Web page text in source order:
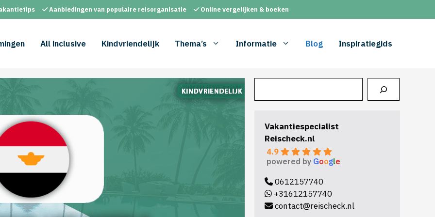
Aanbiedingen van populaire reisorganisatie Online vergelijken & boeken
All inclusive Kindvriendelijk Thema’s Informatie Blog Inspiratiegids
Vakantiespecialist
Reischeck.nl
4.9
powered by Google
0612157740
+31612157740
contact@reischeck.nl